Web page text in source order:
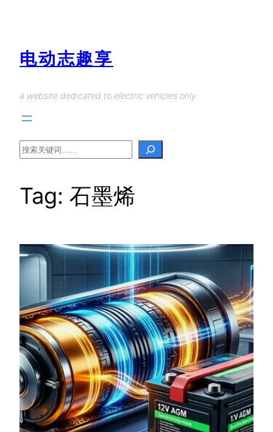
电动志趣享
a website dedicated to electric vehicles only.
Search
Tag: 石墨烯